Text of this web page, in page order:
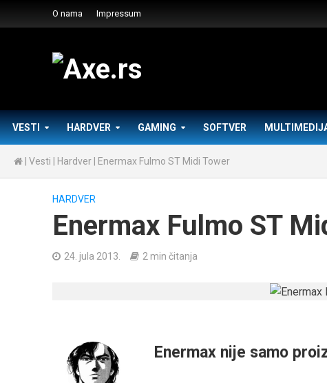
O nama Impressum
VESTI HARDVER GAMING SOFTVER
Vesti Hardver Enermax Fulmo ST Midi Tower
HARDVER
Enermax Fulmo ST
24. jula 2013. 2 min čitanja
Enermax nije samo